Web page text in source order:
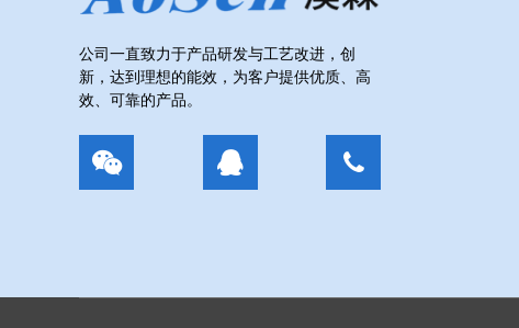
公司一直致力于产品研发与工艺改进，创
新，达到理想的能效，为客户提供优质、高
效、可靠的产品。